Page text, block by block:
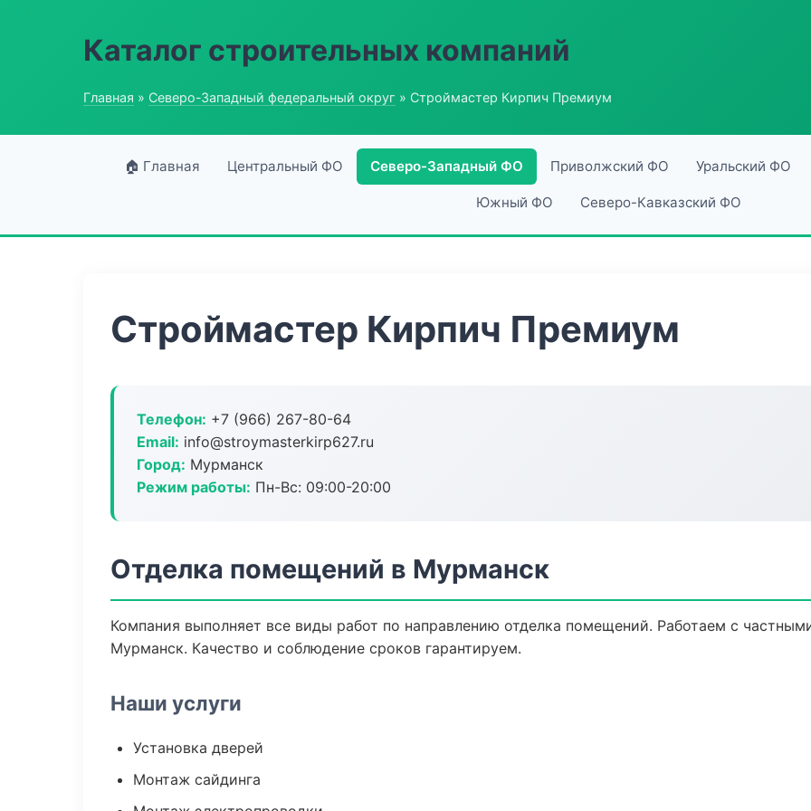
Каталог строительных компаний
Главная » Северо-Западный федеральный округ » Строймастер Кирпич Премиум
🏠 Главная Центральный ФО Северо-Западный ФО Приволжский ФО Уральский ФО
Южный ФО Северо-Кавказский ФО
Строймастер Кирпич Премиум
Телефон: +7 (966) 267-80-64
Email: info@stroymasterkirp627.ru
Город: Мурманск
Режим работы: Пн-Вс: 09:00-20:00
Отделка помещений в Мурманск
Компания выполняет все виды работ по направлению отделка помещений. Работаем с
Мурманск. Качество и соблюдение сроков гарантируем.
Наши услуги
Установка дверей
Монтаж сайдинга